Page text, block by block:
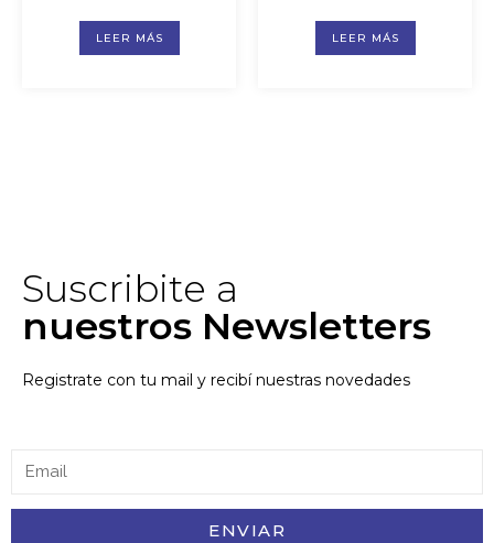
LEER MÁS LEER MÁS
Suscribite a
nuestros Newsletters
Registrate con tu mail y recibí nuestras novedades
ENVIAR